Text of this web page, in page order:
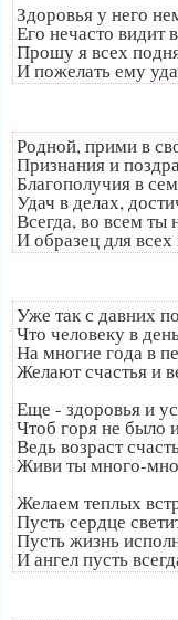
Здоровья у него
Его нечасто видит
Прошу я всех
И пожелать ему
Родной, прими в
Признания и
Благополучия в
Удач в делах,
Всегда, во всем ты
И образец для
Уже так с давних
Что человеку в
На многие года в
Желают счастья и
Еще - здоровья и
Чтоб горя не было
Ведь возраст
Живи ты много-
Желаем теплых
Пусть сердце
Пусть жизнь
И ангел пусть